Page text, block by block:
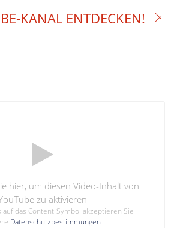
KANAL ENTDECKEN!
hier, um diesen Video-Inhalt von
zu aktivieren
auf das Content-Symbol akzeptieren Sie
Datenschutzbestimmungen